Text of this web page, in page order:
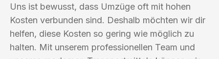
Uns ist bewusst, dass Umzüge oft mit hohen
Kosten verbunden sind. Deshalb möchten wir dir
helfen, diese Kosten so gering wie möglich zu
halten. Mit unserem professionellen Team und